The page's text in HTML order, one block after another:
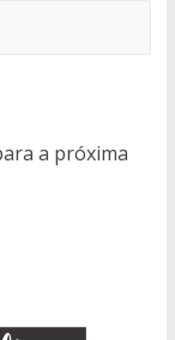
a próxima